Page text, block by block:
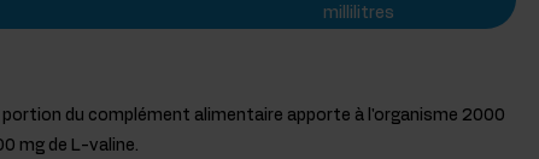
millilitres
portion du complément alimentaire apporte à l'organisme 2000
mg de L-valine.